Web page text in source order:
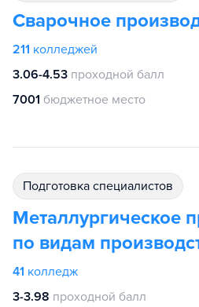
Сварочное
211 колледжей
3.06-4.53 проходной балл
7001 бюджетное место
подготовка специалистов
Металлургическое
по видам
41 колледж
3-3.98 проходной балл